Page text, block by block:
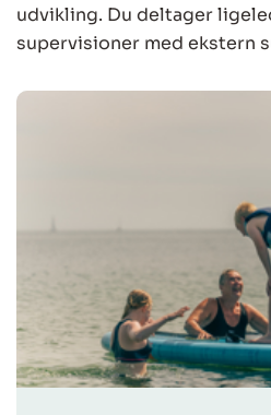
udvikling. Du deltager
supervisioner med ekstern